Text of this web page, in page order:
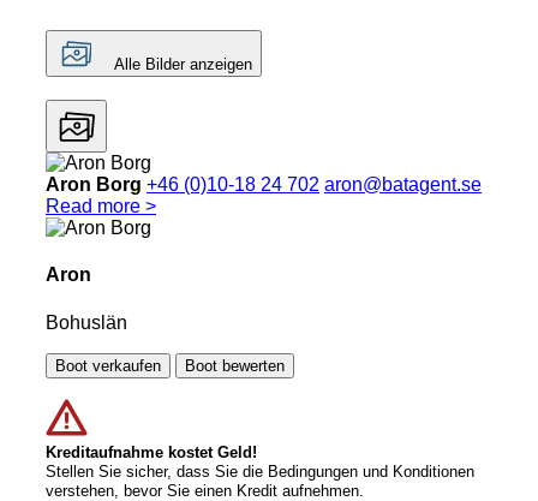
Alle Bilder anzeigen
Aron Borg +46 (0)10-18 24 702 aron@batagent.se
Read more >
Aron
Bohuslän
Boot verkaufen Boot bewerten
Kreditaufnahme kostet Geld!
Stellen Sie sicher, dass Sie die Bedingungen und Konditionen
verstehen, bevor Sie einen Kredit aufnehmen.